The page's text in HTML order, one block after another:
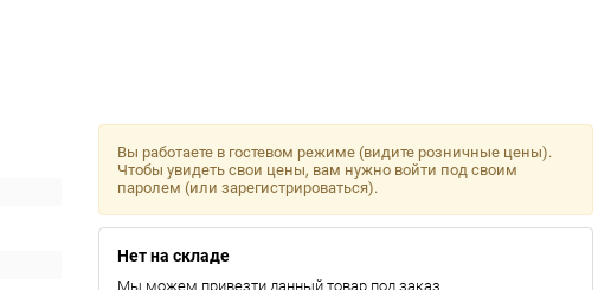
Вы работаете в гостевом режиме (видите розничные цены).
Чтобы увидеть свои цены, вам нужно войти под своим
паролем (или зарегистрироваться).
Нет на складе
Мы можем привезти данный товар под заказ.